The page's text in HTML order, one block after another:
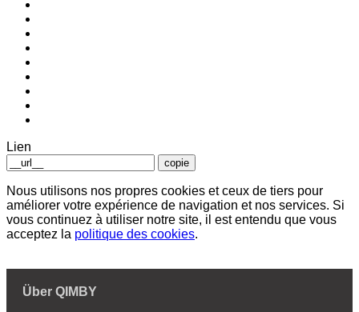
Lien
copie
Nous utilisons nos propres cookies et ceux de tiers pour
améliorer votre expérience de navigation et nos services. Si
vous continuez à utiliser notre site, il est entendu que vous
acceptez la politique des cookies.
Über QIMBY